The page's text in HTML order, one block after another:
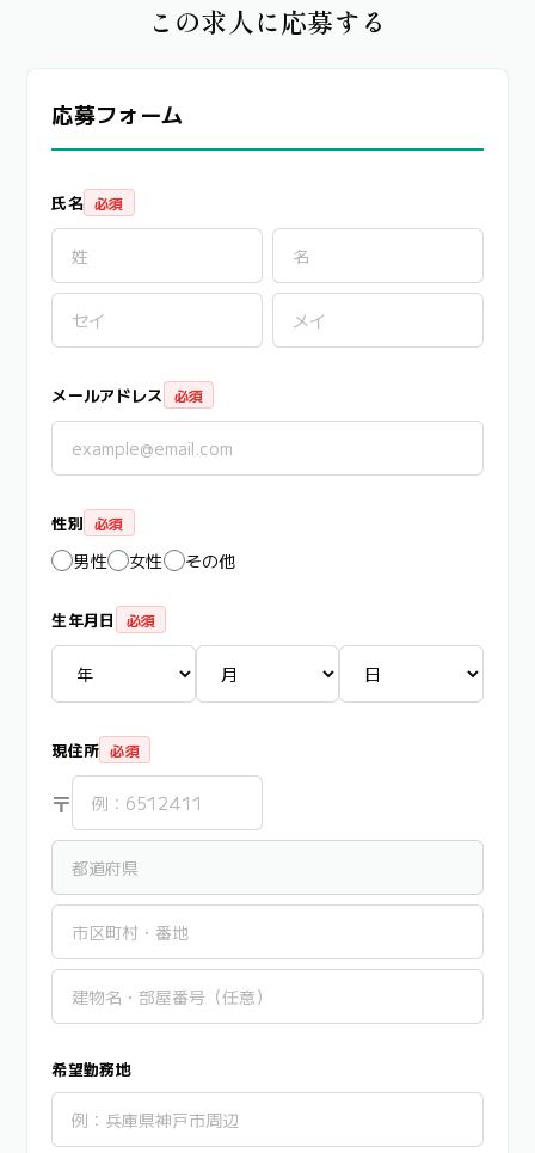
この求人に応募する
応募フォーム
氏名 必須
メールアドレス 必須
性別 必須
男性 女性 その他
生年月日 必須
現住所 必須
〒
希望勤務地